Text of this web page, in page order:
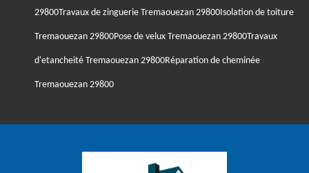
29800Travaux de zinguerie Tremaouezan 29800Isolation de toiture
Tremaouezan 29800Pose de velux Tremaouezan 29800Travaux
d'etancheité Tremaouezan 29800Réparation de cheminée
Tremaouezan 29800